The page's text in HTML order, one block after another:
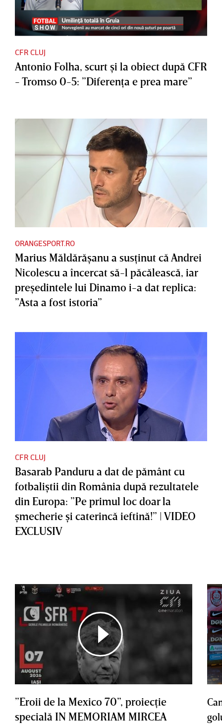
CFR CLUJ
Antonio Folha, scurt şi la obiect după CFR
- Tromso 0-5: ”Diferenţa e prea mare”
ORANGESPORT.RO
Marius Măldărăşanu a susţinut că Andrei
Nicolescu a încercat să-l păcălească, iar
preşedintele lui Dinamo i-a dat replica:
”Asta a fost istoria”
CFR CLUJ
Basarab Panduru a dat de pământ cu
fotbaliştii din România după rezultatele
din Europa: ”Pe primul loc doar la
şmecherie şi caterincă ieftină!” | VIDEO
EXCLUSIV
”Eroii de la Mexico 70”, proiecţie
specială IN MEMORIAM MIRCEA